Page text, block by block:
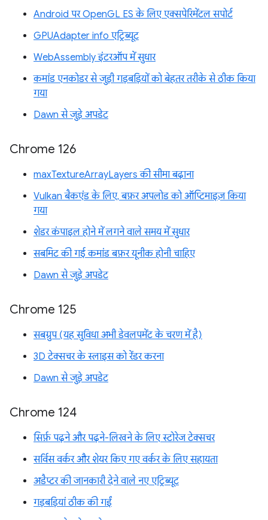
Android पर OpenGL ES के लिए एक्सपेरिमेंटल सपोर्ट
GPUAdapter info एट्रिब्यूट
WebAssembly इंटरऑप में सुधार
कमांड एनकोडर से जुड़ी गड़बड़ियों को बेहतर तरीके से ठीक किया
गया
Dawn से जुड़े अपडेट
Chrome 126
maxTextureArrayLayers की सीमा बढ़ाना
Vulkan बैकएंड के लिए, बफ़र अपलोड को ऑप्टिमाइज़ किया
गया
शेडर कंपाइल होने में लगने वाले समय में सुधार
सबमिट की गई कमांड बफ़र यूनीक होनी चाहिए
Dawn से जुड़े अपडेट
Chrome 125
सबग्रुप (यह सुविधा अभी डेवलपमेंट के चरण में है)
3D टेक्सचर के स्लाइस को रेंडर करना
Dawn से जुड़े अपडेट
Chrome 124
सिर्फ़ पढ़ने और पढ़ने-लिखने के लिए स्टोरेज टेक्सचर
सर्विस वर्कर और शेयर किए गए वर्कर के लिए सहायता
अडैप्टर की जानकारी देने वाले नए एट्रिब्यूट
गड़बड़ियां ठीक की गईं